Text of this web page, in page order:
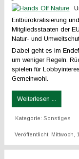
Entbürokratisierung
Mitgliedsstaaten der
Natur- und
Dabei geht es im
um weniger Regeln.
spielen für
Gemeinwohl.
Weiterlesen ...
Kategorie:Sonstiges
Veröffentlicht: Mittwoch,